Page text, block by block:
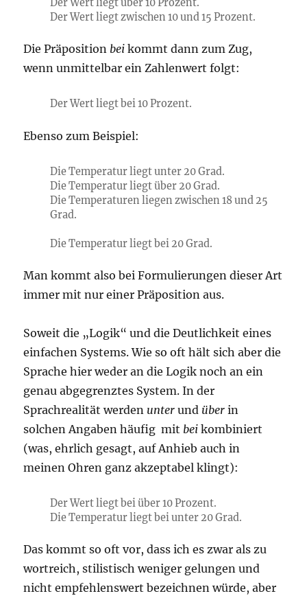
Der Wert liegt über 10 Prozent.
Der Wert liegt zwischen 10 und 15 Prozent.
Die Präposition bei kommt dann zum Zug,
wenn unmittelbar ein Zahlenwert folgt:
Der Wert liegt bei 10 Prozent.
Ebenso zum Beispiel:
Die Temperatur liegt unter 20 Grad.
Die Temperatur liegt über 20 Grad.
Die Temperaturen liegen zwischen 18 und 25
Grad.
Die Temperatur liegt bei 20 Grad.
Man kommt also bei Formulierungen dieser Art
immer mit nur einer Präposition aus.
Soweit die „Logik“ und die Deutlichkeit eines
einfachen Systems. Wie so oft hält sich aber die
Sprache hier weder an die Logik noch an ein
genau abgegrenztes System. In der
Sprachrealität werden unter und über in
solchen Angaben häufig mit bei kombiniert
(was, ehrlich gesagt, auf Anhieb auch in
meinen Ohren ganz akzeptabel klingt):
Der Wert liegt bei über 10 Prozent.
Die Temperatur liegt bei unter 20 Grad.
Das kommt so oft vor, dass ich es zwar als zu
wortreich, stilistisch weniger gelungen und
nicht empfehlenswert bezeichnen würde, aber